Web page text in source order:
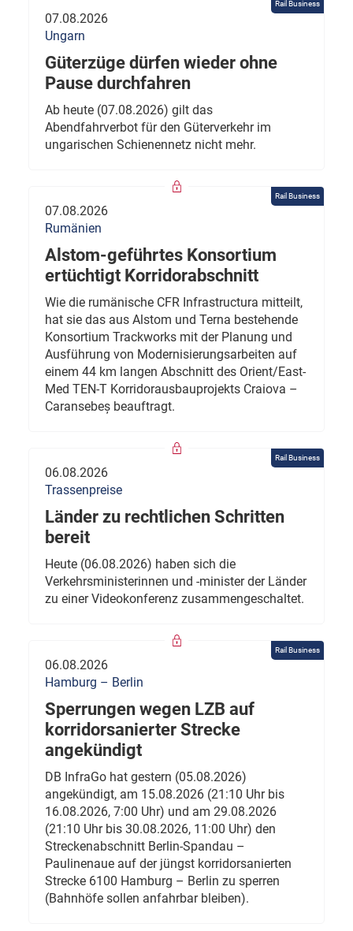
Rail Business
07.08.2026
Ungarn
Güterzüge dürfen wieder ohne
Pause durchfahren
Ab heute (07.08.2026) gilt das
Abendfahrverbot für den Güterverkehr im
ungarischen Schienennetz nicht mehr.
Rail Business
07.08.2026
Rumänien
Alstom-geführtes Konsortium
ertüchtigt Korridorabschnitt
Wie die rumänische CFR Infrastructura mitteilt,
hat sie das aus Alstom und Terna bestehende
Konsortium Trackworks mit der Planung und
Ausführung von Modernisierungsarbeiten auf
einem 44 km langen Abschnitt des Orient/East-
Med TEN-T Korridorausbauprojekts Craiova –
Caransebeș beauftragt.
Rail Business
06.08.2026
Trassenpreise
Länder zu rechtlichen Schritten
bereit
Heute (06.08.2026) haben sich die
Verkehrsministerinnen und -minister der Länder
zu einer Videokonferenz zusammengeschaltet.
Rail Business
06.08.2026
Hamburg – Berlin
Sperrungen wegen LZB auf
korridorsanierter Strecke
angekündigt
DB InfraGo hat gestern (05.08.2026)
angekündigt, am 15.08.2026 (21:10 Uhr bis
16.08.2026, 7:00 Uhr) und am 29.08.2026
(21:10 Uhr bis 30.08.2026, 11:00 Uhr) den
Streckenabschnitt Berlin-Spandau –
Paulinenaue auf der jüngst korridorsanierten
Strecke 6100 Hamburg – Berlin zu sperren
(Bahnhöfe sollen anfahrbar bleiben).